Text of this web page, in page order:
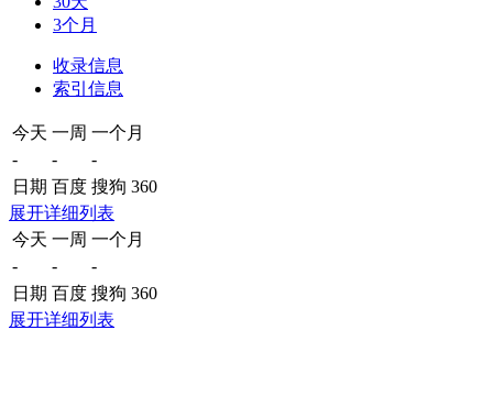
3个月
收录信息
索引信息
今天 一周 一个月
-
-
-
日期 百度 搜狗 360
展开详细列表
今天 一周 一个月
-
-
-
日期 百度 搜狗 360
展开详细列表